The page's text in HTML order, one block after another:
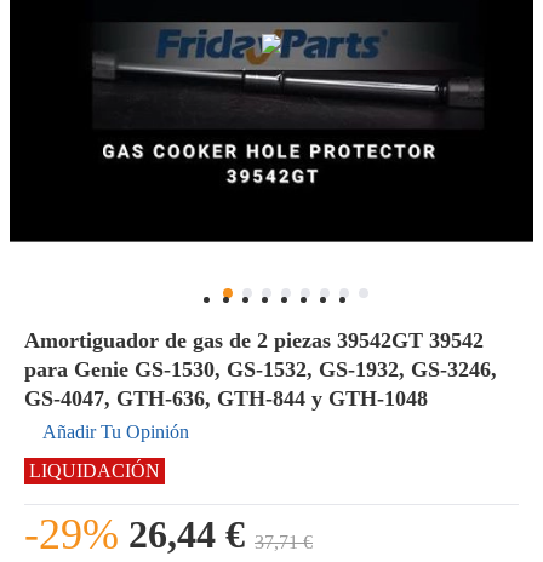
Amortiguador de gas de 2 piezas 39542GT 39542
para Genie GS-1530, GS-1532, GS-1932, GS-3246,
GS-4047, GTH-636, GTH-844 y GTH-1048
Añadir Tu Opinión
LIQUIDACIÓN
-29% 26,44 € 37,71 €